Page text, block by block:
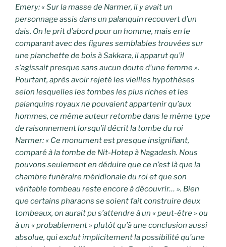
Emery: « Sur la masse de Narmer, il y avait un
personnage assis dans un palanquin recouvert d’un
dais. On le prit d’abord pour un homme, mais en le
comparant avec des figures semblables trouvées sur
une planchette de bois à Sakkara, il apparut qu’il
s’agissait presque sans aucun doute d’une femme ».
Pourtant, après avoir rejeté les vieilles hypothèses
selon lesquelles les tombes les plus riches et les
palanquins royaux ne pouvaient appartenir qu’aux
hommes, ce même auteur retombe dans le même type
de raisonnement lorsqu’il décrit la tombe du roi
Narmer: « Ce monument est presque insignifiant,
comparé à la tombe de Nit-Hotep à Nagadesh. Nous
pouvons seulement en déduire que ce n’est là que la
chambre funéraire méridionale du roi et que son
véritable tombeau reste encore à découvrir… ». Bien
que certains pharaons se soient fait construire deux
tombeaux, on aurait pu s’attendre à un « peut-être » ou
à un « probablement » plutôt qu’à une conclusion aussi
absolue, qui exclut implicitement la possibilité qu’une